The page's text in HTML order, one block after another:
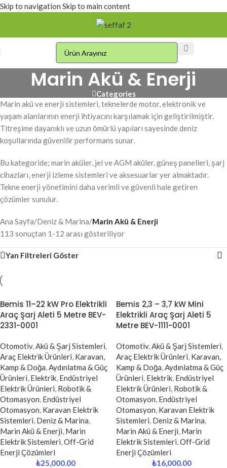
Skip to navigation Skip to main content
Marin Akü & Enerji
Categories
Marin akü ve enerji sistemleri, teknelerde motor, elektronik ve
yaşam alanlarının enerji ihtiyacını karşılamak için geliştirilmiştir.
Titreşime dayanıklı ve uzun ömürlü yapıları sayesinde deniz
koşullarında güvenilir performans sunar.
Bu kategoride; marin aküler, jel ve AGM aküler, güneş panelleri, şarj
cihazları, enerji izleme sistemleri ve aksesuarlar yer almaktadır.
Tekne enerji yönetimini daha verimli ve güvenli hale getiren
çözümler sunulur.
Ana Sayfa/Deniz & Marina/Marin Akü & Enerji
113 sonuçtan 1-12 arası gösteriliyor
Yan Filtreleri Göster
Bemis 11–22 kW Pro Elektrikli
Araç Şarj Aleti 5 Metre BEV-
2331-0001
Otomotiv,Akü & Şarj Sistemleri,
Araç Elektrik Ürünleri, Karavan,
Kamp & Doğa,Aydınlatma & Güç
Ürünleri, Elektrik, Endüstriyel
Elektrik Ürünleri, Robotik &
Otomasyon, Endüstriyel
Otomasyon, Karavan Elektrik
Sistemleri, Deniz & Marina,
Marin Akü & Enerji, Marin
Elektrik Sistemleri,Off-Grid
Enerji Çözümleri
₺25,000.00
Bemis 2,3 – 3,7 kW Mini
Elektrikli Araç Şarj Aleti 5
Metre BEV-1111-0001
Otomotiv,Akü & Şarj Sistemleri,
Araç Elektrik Ürünleri, Karavan,
Kamp & Doğa,Aydınlatma & Güç
Ürünleri, Elektrik, Endüstriyel
Elektrik Ürünleri, Robotik &
Otomasyon, Endüstriyel
Otomasyon, Karavan Elektrik
Sistemleri, Deniz & Marina,
Marin Akü & Enerji, Marin
Elektrik Sistemleri,Off-Grid
Enerji Çözümleri
₺16,000.00